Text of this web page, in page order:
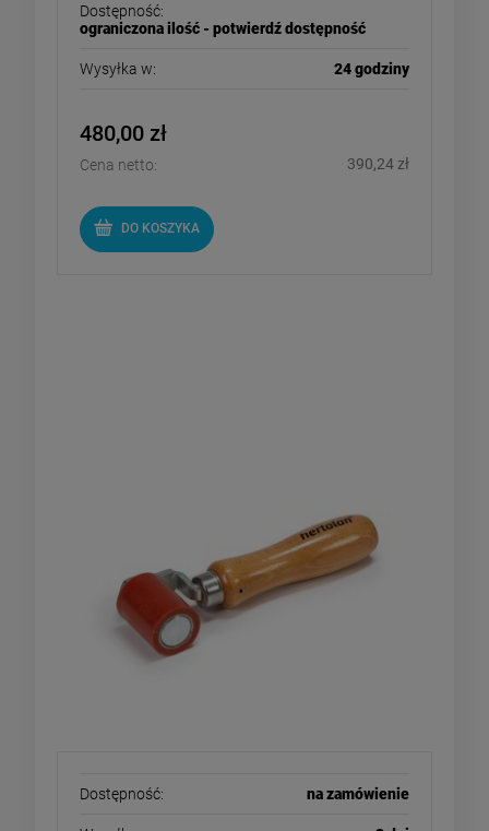
Dostępność:
ograniczona ilość - potwierdź dostępność
Wysyłka w: 24 godziny
480,00 zł
Cena netto: 390,24 zł
DO KOSZYKA
Dostępność: na zamówienie